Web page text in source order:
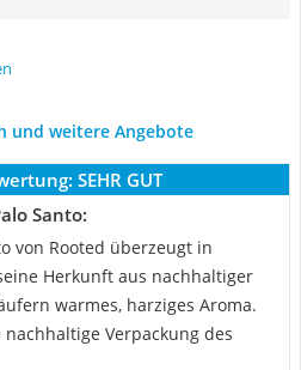
und weitere Angebote
SEHR GUT
Santo:
von Rooted überzeugt in
Herkunft aus nachhaltiger
warmes, harziges Aroma.
Verpackung des